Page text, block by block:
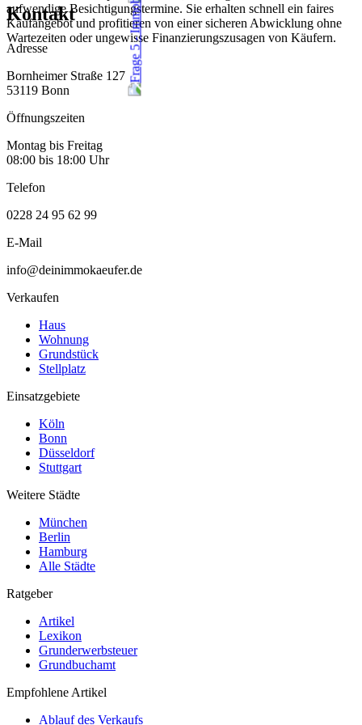
aufwendige Besichtigungstermine. Sie erhalten schnell ein faires
Kaufangebot und profitieren von einer sicheren Abwicklung ohne
Wartezeiten oder ungewisse Finanzierungszusagen von Käufern.
Kontakt
Adresse
Bornheimer Straße 127
53119 Bonn
Öffnungszeiten
Montag bis Freitag
08:00 bis 18:00 Uhr
Telefon
0228 24 95 62 99
E-Mail
info@deinimmokaeufer.de
Verkaufen
Haus
Wohnung
Grundstück
Stellplatz
Einsatzgebiete
Köln
Bonn
Düsseldorf
Stuttgart
Weitere Städte
München
Berlin
Hamburg
Alle Städte
Ratgeber
Artikel
Lexikon
Grunderwerbsteuer
Grundbuchamt
Empfohlene Artikel
Ablauf des Verkaufs